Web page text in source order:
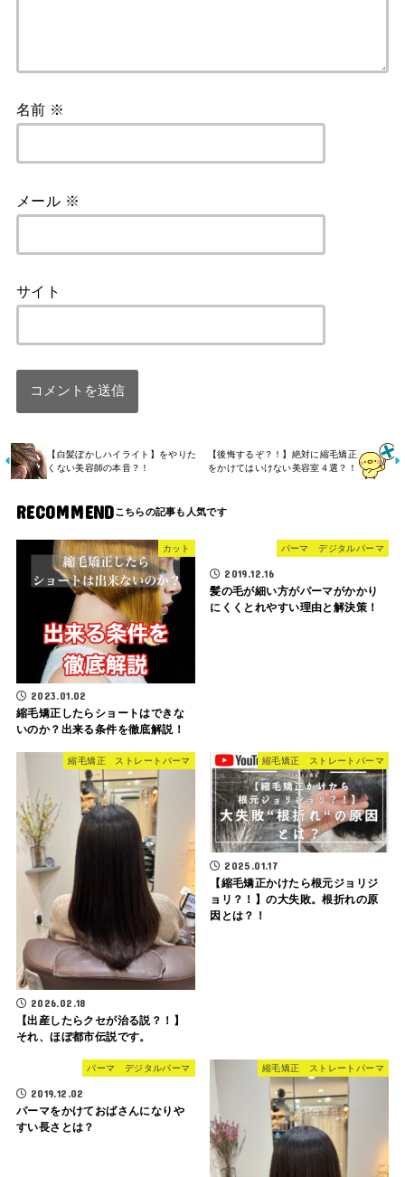
名前 ※
メール ※
サイト
【白髪ぼかしハイライト】をやりた
くない美容師の本音？！
【後悔するぞ？！】絶対に縮毛矯正
をかけてはいけない美容室４選？！
RECOMMEND
カット
2023.01.02
縮毛矯正したらショートはできな
いのか？出来る条件を徹底解説！
パーマ デジタルパーマ
2019.12.16
髪の毛が細い方がパーマがかかり
にくくとれやすい理由と解決策！
縮毛矯正 ストレートパーマ
2026.02.18
【出産したらクセが治る説？！】
それ、ほぼ都市伝説です。
縮毛矯正 ストレートパーマ
2025.01.17
【縮毛矯正かけたら根元ジョリジ
ョリ？！】の大失敗。根折れの原
因とは？！
パーマ デジタルパーマ
2019.12.02
パーマをかけておばさんになりや
すい長さとは？
縮毛矯正 ストレートパーマ